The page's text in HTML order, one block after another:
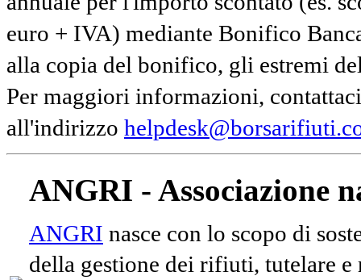
euro + IVA) mediante Bonifico
alla copia del bonifico, gli estremi
Per maggiori informazioni,
all'indirizzo
ANGRI - Associazione
ANGRI nasce con lo scopo di
della gestione dei rifiuti, tutelare e